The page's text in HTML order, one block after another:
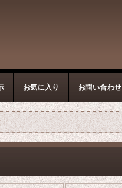
お気に入り お問い合わせ